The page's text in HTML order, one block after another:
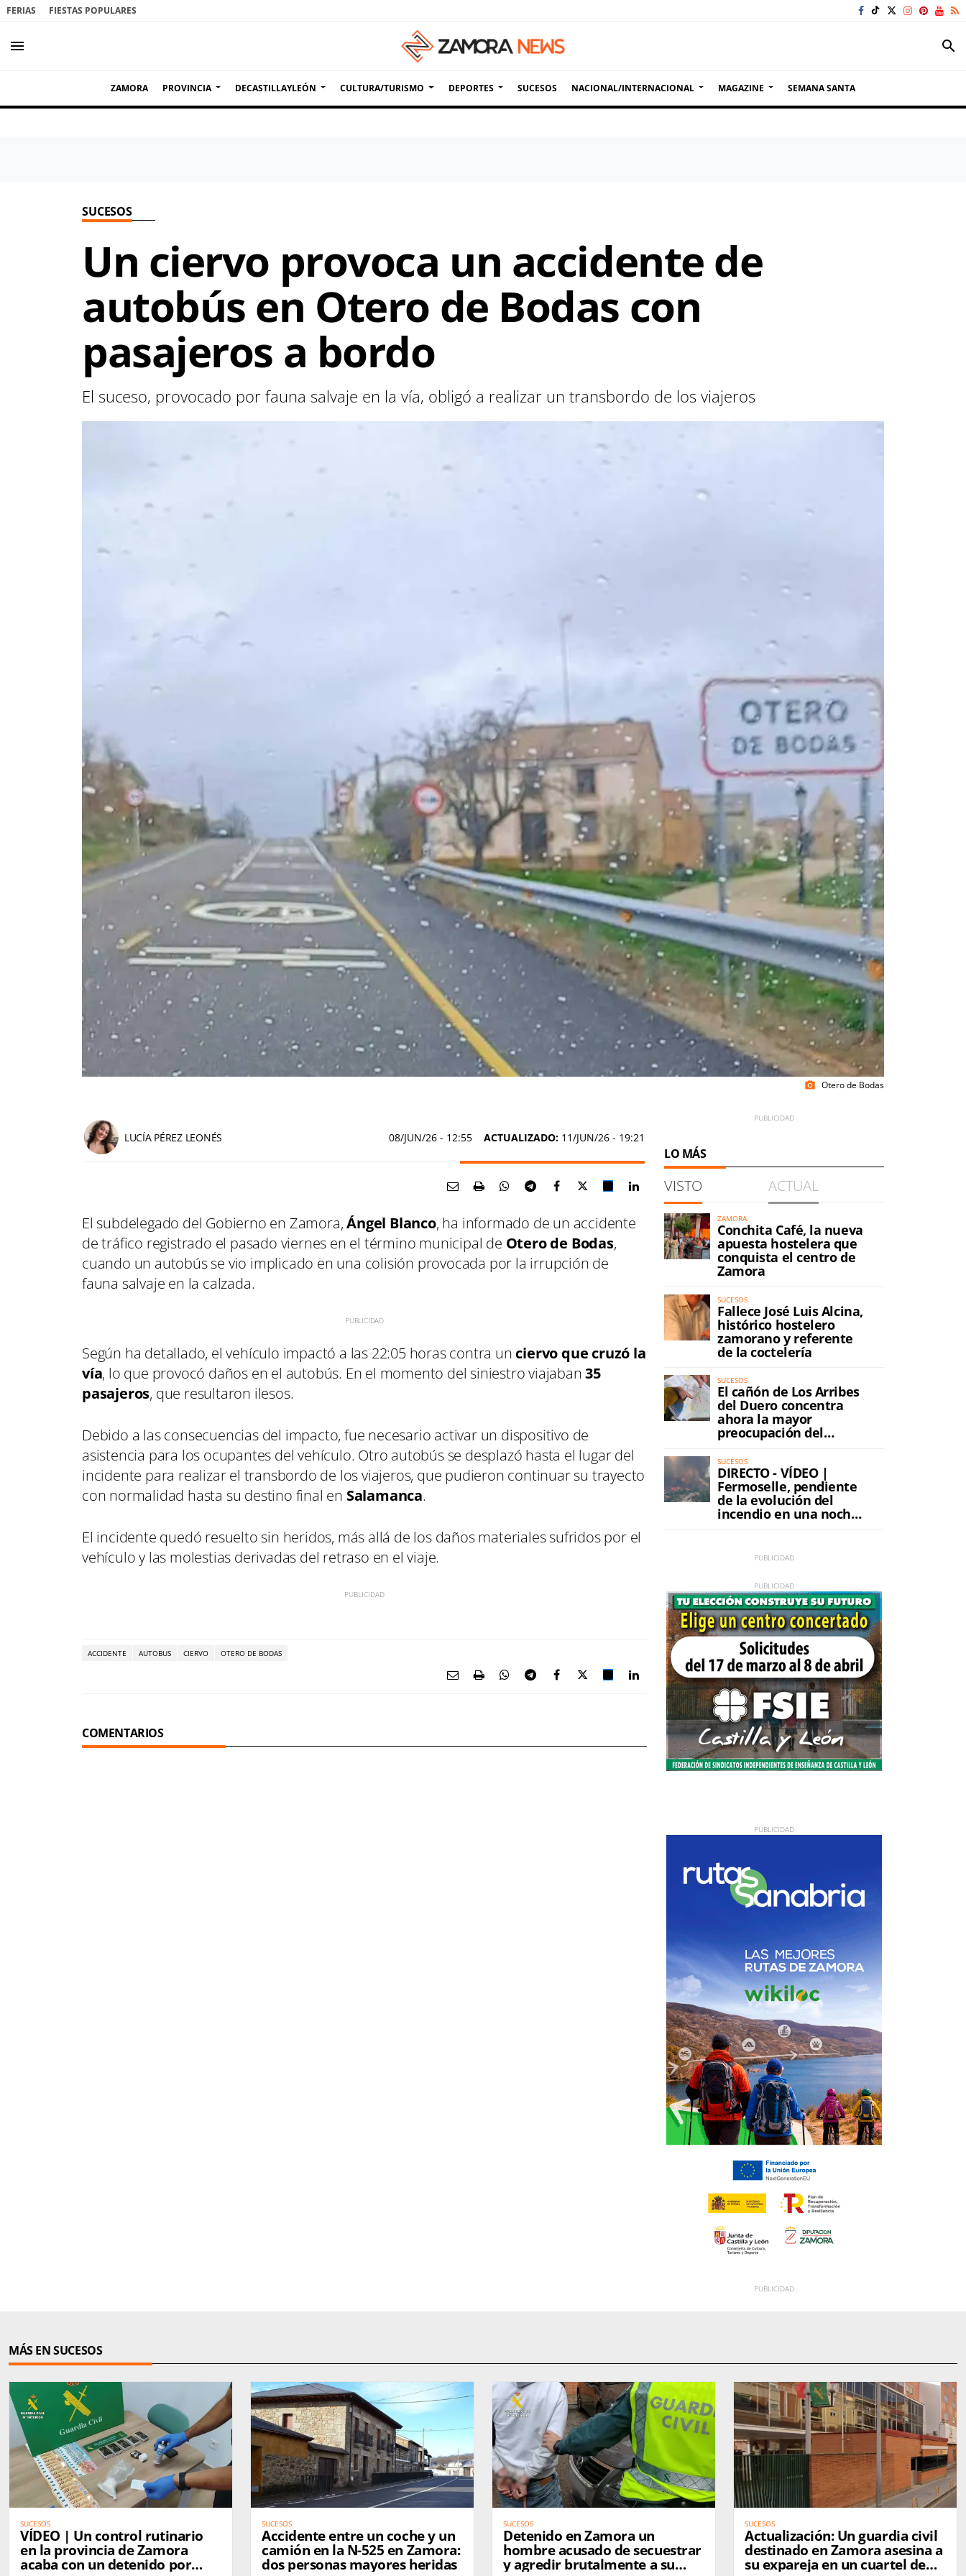
FERIAS FIESTAS POPULARES
menu search
ZAMORA PROVINCIA DECASTILLAYLEÓN CULTURA/TURISMO DEPORTES SUCESOS NACIONAL/INTERNACIONAL MAGAZINE SEMANA SANTA
SUCESOS
Un ciervo provoca un accidente de
autobús en Otero de Bodas con
pasajeros a bordo
El suceso, provocado por fauna salvaje en la vía, obligó a realizar un transbordo de los viajeros
photo_camera Otero de Bodas
LUCÍA PÉREZ LEONÉS 08/JUN/26 - 12:55 ACTUALIZADO: 11/JUN/26 - 19:21
El subdelegado del Gobierno en Zamora,Ángel Blanco, ha informado de un accidente
de tráfico registrado el pasado viernes en el término municipal de Otero de Bodas,
cuando un autobús se vio implicado en una colisión provocada por la irrupción de
fauna salvaje en la calzada.
Según ha detallado, el vehículo impactó a las 22:05 horas contra un ciervo que cruzó la
vía, lo que provocó daños en el autobús. En el momento del siniestro viajaban35
pasajeros, que resultaron ilesos.
Debido a las consecuencias del impacto, fue necesario activar un dispositivo de
asistencia para los ocupantes del vehículo. Otro autobús se desplazó hasta el lugar del
incidente para realizar el transbordo de los viajeros, que pudieron continuar su trayecto
con normalidad hasta su destino final en Salamanca.
El incidente quedó resuelto sin heridos, más allá de los daños materiales sufridos por el
vehículo y las molestias derivadas del retraso en el viaje.
ACCIDENTE AUTOBUS CIERVO OTERO DE BODAS
COMENTARIOS
LO MÁS
VISTO ACTUAL
ZAMORA
Conchita Café, la nueva
apuesta hostelera que
conquista el centro de
Zamora
SUCESOS
Fallece José Luis Alcina,
histórico hostelero
zamorano y referente
de la coctelería
SUCESOS
El cañón de Los Arribes
del Duero concentra
ahora la mayor
preocupación del
incendio
SUCESOS
DIRECTO - VÍDEO |
Fermoselle, pendiente
de la evolución del
incendio en una noche
MÁS EN SUCESOS
SUCESOS
VÍDEO | Un control rutinario
en la provincia de Zamora
acaba con un detenido por
SUCESOS
Accidente entre un coche y un
camión en la N-525 en Zamora:
dos personas mayores heridas
SUCESOS
Detenido en Zamora un
hombre acusado de secuestrar
y agredir brutalmente a su
SUCESOS
Actualización: Un guardia civil
destinado en Zamora asesina a
su expareja en un cuartel de